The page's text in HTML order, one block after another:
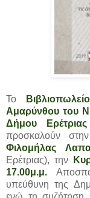
Το
Αμαρύνθου του
Δήμου Ερέτριας
προσκαλούν
Φιλομήλας
Ερέτριας), την
17.00μ.μ.
υπεύθυνη της